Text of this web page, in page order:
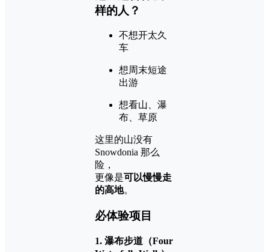
样的人？
不想开太久
车
想周末短途
出游
想看山、瀑
布、草原
这里的山没有
Snowdonia 那么
险，
更像是可以慢慢走
的高地。
必体验项目
1. 瀑布步道（Four